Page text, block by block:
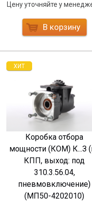
Цену уточняйте у
В корзину
ХИТ
Коробка отбора
мощности (КОМ) К...З
КПП, выход: под
310.3.56.04,
пневмовключение)
(МП50-4202010)